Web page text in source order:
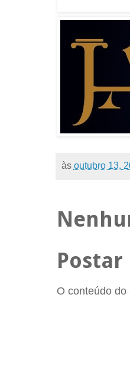
às outubro 13,
O conteúdo